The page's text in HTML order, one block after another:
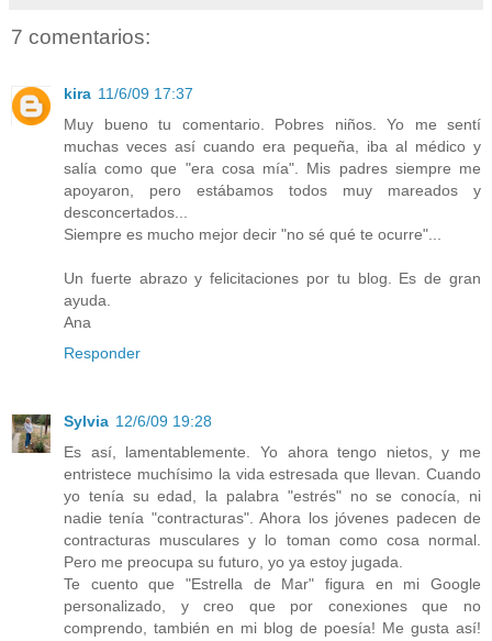
7 comentarios:
kira 11/6/09 17:37
Muy bueno tu comentario. Pobres niños. Yo me sentí
muchas veces así cuando era pequeña, iba al médico y
salía como que "era cosa mía". Mis padres siempre me
apoyaron, pero estábamos todos muy mareados y
desconcertados...
Siempre es mucho mejor decir "no sé qué te ocurre"...
Un fuerte abrazo y felicitaciones por tu blog. Es de gran
ayuda.
Ana
Responder
Sylvia 12/6/09 19:28
Es así, lamentablemente. Yo ahora tengo nietos, y me
entristece muchísimo la vida estresada que llevan. Cuando
yo tenía su edad, la palabra "estrés" no se conocía, ni
nadie tenía "contracturas". Ahora los jóvenes padecen de
contracturas musculares y lo toman como cosa normal.
Pero me preocupa su futuro, yo ya estoy jugada.
Te cuento que "Estrella de Mar" figura en mi Google
personalizado, y creo que por conexiones que no
comprendo, también en mi blog de poesía! Me gusta así!